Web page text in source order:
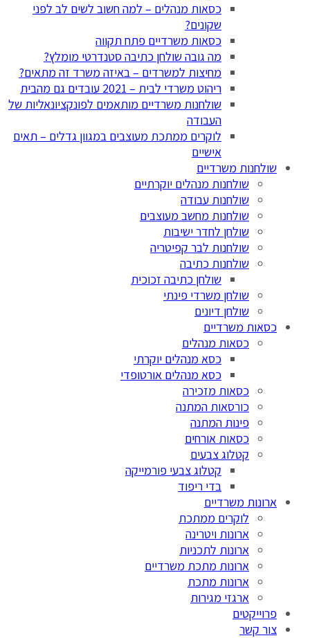
כסאות מנהלים – למה חשוב לשים לב לפני
שקונים?
כסאות משרדיים פתח תקווה
מה גובה שולחן כתיבה סטנדרטי מומלץ?
מחיצות למשרדים – באיזה משרד זה מתאים?
ריהוט משרדי לבית – 2021 עובדים גם מהבית
שולחנות משרדיים מותאמים לפונקציונאליות של
העבודה
לוקרים ממתכת מעוצבים במגוון גדלים – תאים
אישיים
שולחנות משרדיים
שולחנות מנהלים יוקרתיים
שולחנות עבודה
שולחנות מחשב מעוצבים
שולחן לחדר ישיבות
שולחנות לבר קפיטריה
שולחנות כתיבה
שולחן כתיבה זכוכית
שולחן משרדי פינתי
שולחן דיונים
כסאות משרדיים
כסאות מנהלים
כסא מנהלים יוקרתי
כסא מנהלים אורטופדי
כסאות מזכירה
כורסאות המתנה
פינות המתנה
כסאות אורחים
קטלוג צבעים
קטלוג צבעי פורמייקה
בדי ריפוד
ארונות משרדיים
לוקרים ממתכת
ארונות ויטרינה
ארונות לתכניות
ארונות מתכת משרדיים
ארונות מתכת
ארגזי מגירות
פרוייקטים
צור קשר